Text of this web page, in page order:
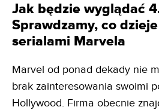
Jak będzie wyglądać
Sprawdzamy, co
serialami Marvela
Marvel od ponad dekady nie
brak zainteresowania swoimi
Hollywood. Firma obecnie